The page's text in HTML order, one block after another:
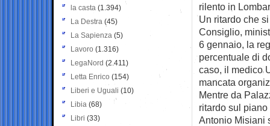
rilento in
Un ritardo che
Consiglio,
6 gennaio, la
percentuale di
caso, il medico
mancata
Mentre da
ritardo sul
Antonio Misiani
la casta (1.394)
La Destra (45)
La Sapienza (5)
Lavoro (1.316)
LegaNord (2.411)
Letta Enrico (154)
Liberi e Uguali (10)
Libia (68)
Libri (33)